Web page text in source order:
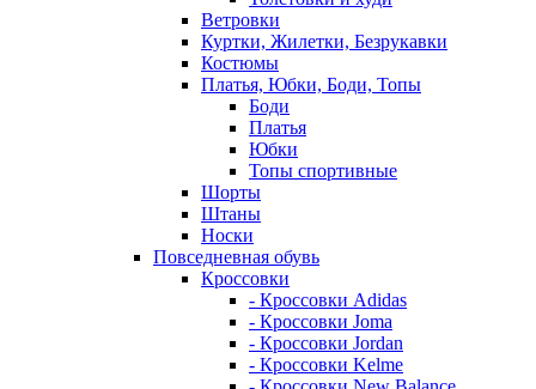
Ветровки
Куртки, Жилетки, Безрукавки
Костюмы
Платья, Юбки, Боди, Топы
Боди
Платья
Юбки
Топы спортивные
Шорты
Штаны
Носки
Повседневная обувь
Кроссовки
- Кроссовки Adidas
- Кроссовки Joma
- Кроссовки Jordan
- Кроссовки Kelme